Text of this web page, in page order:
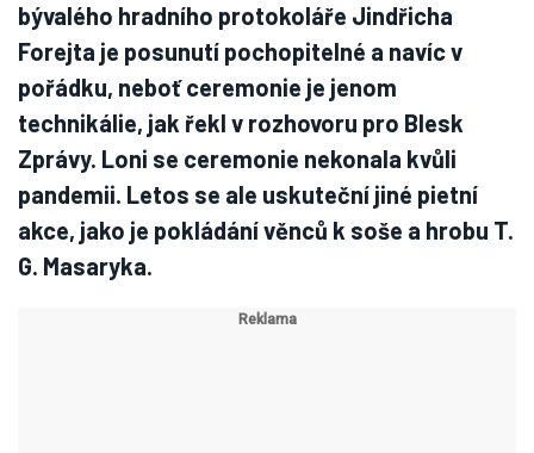
bývalého hradního protokoláře Jindřicha
Forejta je posunutí pochopitelné a navíc v
pořádku, neboť ceremonie je jenom
technikálie, jak řekl v rozhovoru pro Blesk
Zprávy. Loni se ceremonie nekonala kvůli
pandemii. Letos se ale uskuteční jiné pietní
akce, jako je pokládání věnců k soše a hrobu T.
G. Masaryka.